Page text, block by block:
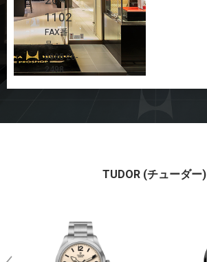
1102
FAX番
号：
0985-26-
2498
TUDOR (チューダー)